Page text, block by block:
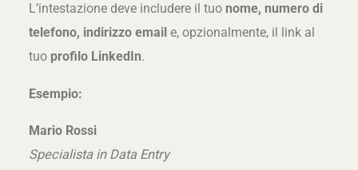
L’intestazione deve includere il tuo nome, numero di
telefono, indirizzo email e, opzionalmente, il link al
tuo profilo LinkedIn.
Esempio:
Mario Rossi
Specialista in Data Entry